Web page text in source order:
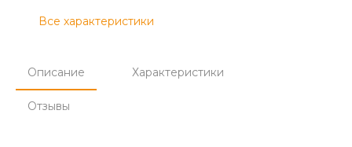
Все характеристики
Описание Характеристики
Отзывы